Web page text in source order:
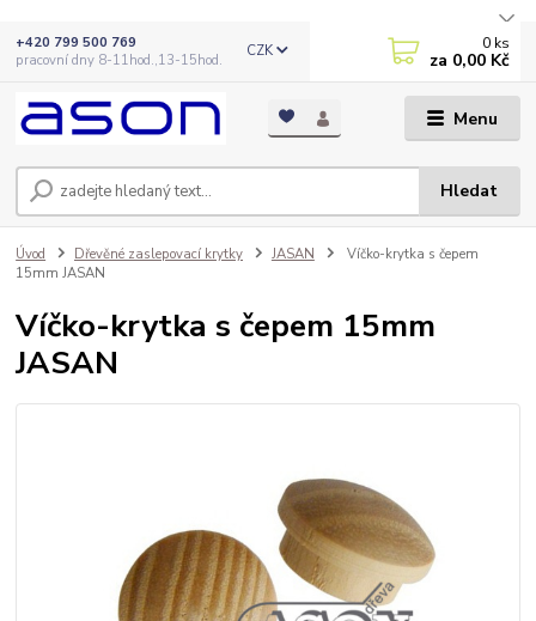
Menu
CZK
Hledat
+420 799 500 769
pracovní dny 8-11hod.,13-15hod.
0 ks
za 0,00 Kč
Úvod Dřevěné zaslepovací krytky JASAN
Víčko-krytka s čepem
15mm JASAN
Víčko-krytka s čepem 15mm
JASAN